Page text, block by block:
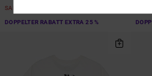
SALE
DOPPELTER RABATT EXTRA 25 %